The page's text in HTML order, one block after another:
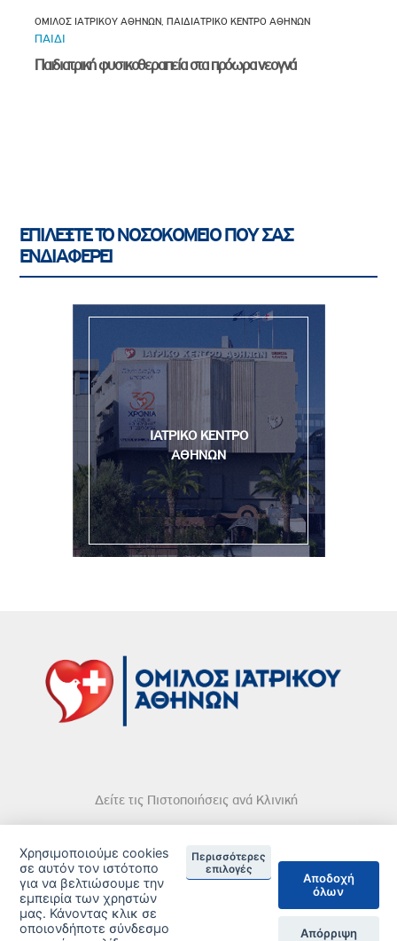
ΟΜΙΛΟΣ ΙΑΤΡΙΚΟΥ ΑΘΗΝΩΝ, ΠΑΙΔΙΑΤΡΙΚΟ ΚΕΝΤΡΟ ΑΘΗΝΩΝ
ΠΑΙΔΙ
Παιδιατρική φυσικοθεραπεία στα πρόωρα νεογνά
ΕΠΙΛΕΞΤΕ ΤΟ ΝΟΣΟΚΟΜΕΙΟ ΠΟΥ ΣΑΣ
ΕΝΔΙΑΦΕΡΕΙ
ΙΑΤΡΙΚΟ ΚΕΝΤΡΟ
ΑΘΗΝΩΝ
Δείτε τις Πιστοποιήσεις ανά Κλινική
© 2026 Copyright © Iatriko.gr | Powered by Aboutnet
Χρησιμοποιούμε cookies
σε αυτόν τον ιστότοπο
για να βελτιώσουμε την
εμπειρία των χρηστών
μας. Κάνοντας κλικ σε
οποιονδήποτε σύνδεσμο
Περισσότερες
επιλογές
Αποδοχή
όλων
Απόρριψη